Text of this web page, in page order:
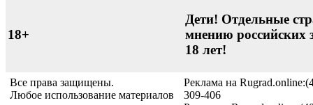
18+
Дети! Отдельные
мнению российских
18 лет!
Все права защищены.
Любое использование материалов
Реклама на
309-406